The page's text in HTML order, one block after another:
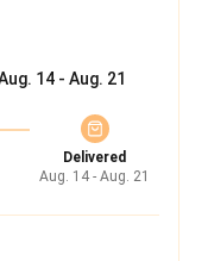
14 - Aug. 21
Delivered
Aug. 14 - Aug. 21